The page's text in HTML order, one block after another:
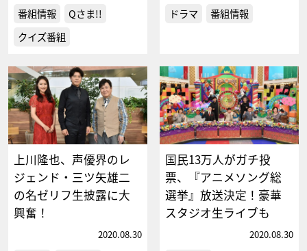
番組情報
Qさま!!
クイズ番組
ドラマ 番組情報
上川隆也、声優界のレ
ジェンド・三ツ矢雄二
の名ゼリフ生披露に大
興奮！
2020.08.30
国民13万人がガチ投
票、『アニメソング総
選挙』放送決定！豪華
スタジオ生ライブも
2020.08.30